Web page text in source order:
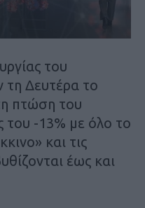
του
τη Δευτέρα το
πτώση του
του -13% με όλο το
και τις
έως και